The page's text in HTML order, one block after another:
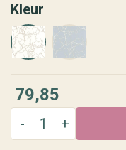
Kleur
79,85